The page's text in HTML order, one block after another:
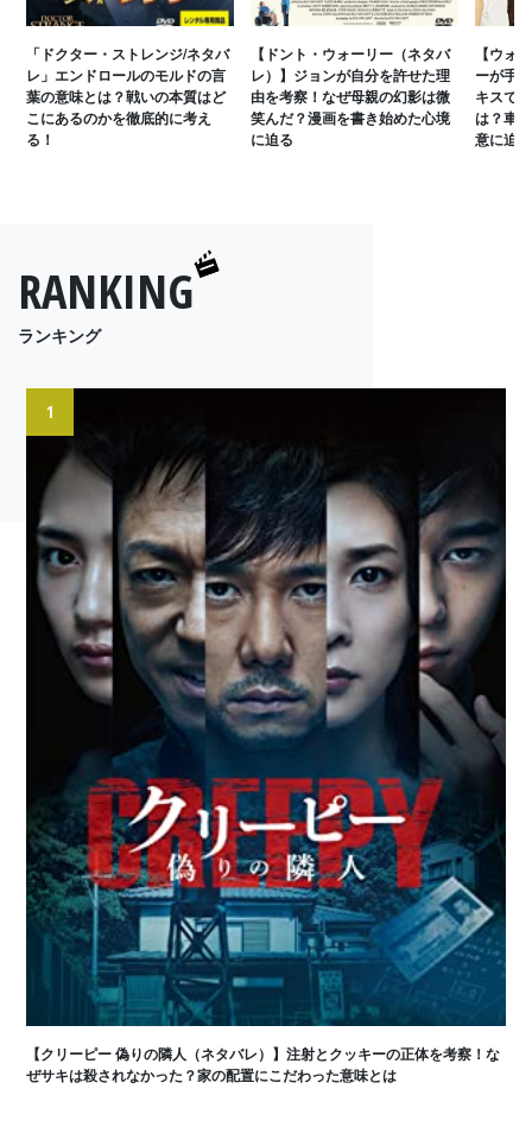
「ドクター・ストレンジ/ネタバ
レ」エンドロールのモルドの言
葉の意味とは？戦いの本質はど
こにあるのかを徹底的に考え
る！
【ドント・ウォーリー（ネタバ
レ）】ジョンが自分を許せた理
由を考察！なぜ母親の幻影は微
笑んだ？漫画を書き始めた心境
に迫る
【ウォ
ーが手
キスで
は？車
意に迫る
RANKING
ランキング
1
【クリーピー 偽りの隣人（ネタバレ）】注射とクッキーの正体を考察！な
ぜサキは殺されなかった？家の配置にこだわった意味とは